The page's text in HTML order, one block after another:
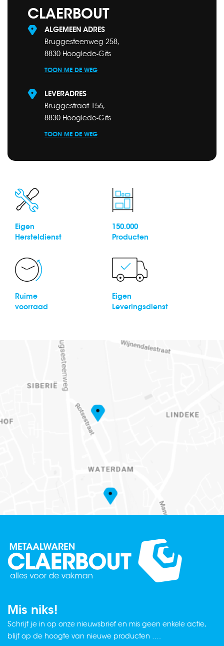
CLAERBOUT
ALGEMEEN ADRES
Bruggesteenweg 258,
8830 Hooglede-Gits
TOON ME DE WEG
LEVERADRES
Bruggestraat 156,
8830 Hooglede-Gits
TOON ME DE WEG
Eigen
Hersteldienst
150.000
Producten
Ruime
voorraad
Eigen
Leveringsdienst
Mis niks!
Schrijf je in op onze nieuwsbrief en mis geen enkele actie,
blijf op de hoogte van nieuwe producten ….